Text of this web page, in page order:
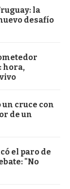
la
desafío
hora,
un cruce con
de un
el paro de
"No